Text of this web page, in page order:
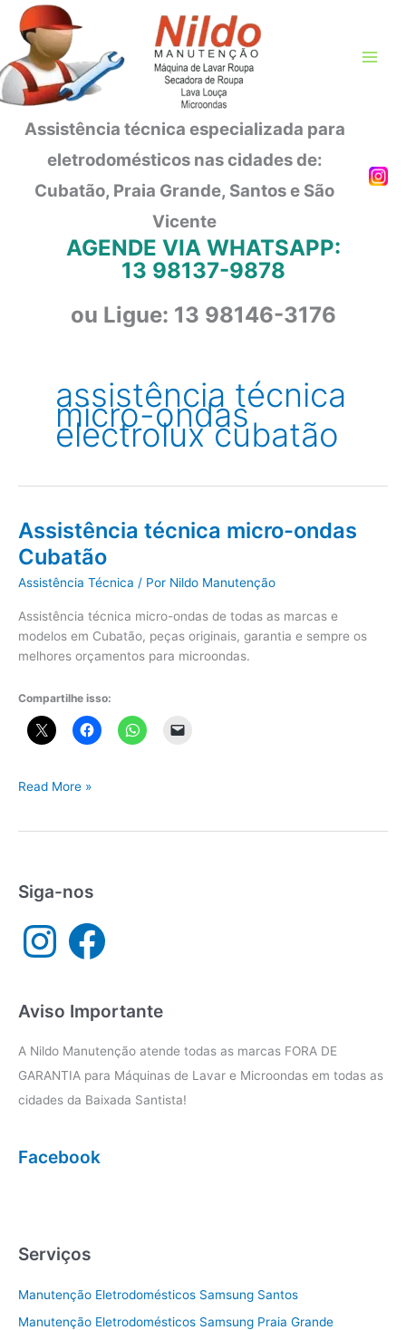
para
conteúdo
Assistência técnica especializada para
eletrodomésticos nas cidades de:
Cubatão, Praia Grande, Santos e São
Vicente
AGENDE VIA WHATSAPP:
13 98137-9878
ou Ligue: 13 98146-3176
assistência técnica
micro-ondas
electrolux cubatão
Assistência técnica micro-ondas
Cubatão
Assistência Técnica / Por Nildo Manutenção
Assistência técnica micro-ondas de todas as marcas e
modelos em Cubatão, peças originais, garantia e sempre os
melhores orçamentos para microondas.
Compartilhe isso:
Assistência
Read More »
Siga-nos
n
a
m
a
c
Aviso Importante
A Nildo Manutenção atende todas as marcas FORA DE
GARANTIA para Máquinas de Lavar e Microondas em todas as
cidades da Baixada Santista!
Facebook
Serviços
Manutenção Eletrodomésticos Samsung Santos
Manutenção Eletrodomésticos Samsung Praia Grande